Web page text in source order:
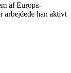
af Europa-
arbejdede han aktivt